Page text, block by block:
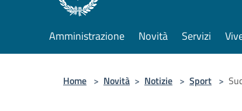
Amministrazione Novità Servizi
Home > Novità > Notizie > Sport >